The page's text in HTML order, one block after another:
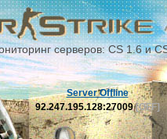
серверов: CS 1.6 и
Server Offline
92.247.195.128:27009[OFF]